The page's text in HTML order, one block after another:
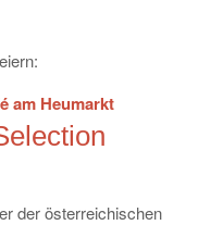
am Heumarkt
der österreichischen